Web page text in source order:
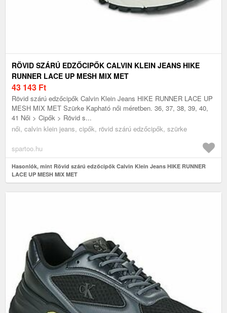
RÖVID SZÁRÚ EDZŐCIPŐK CALVIN KLEIN JEANS HIKE
RUNNER LACE UP MESH MIX MET
43 143 Ft
Rövid szárú edzőcipők Calvin Klein Jeans HIKE RUNNER LACE UP
MESH MIX MET Szürke Kapható női méretben. 36, 37, 38, 39, 40,
41 Női > Cipők > Rövid s...
női, calvin klein jeans, cipők, rövid szárú edzőcipők, szürke
spartoo.hu
Hasonlók, mint Rövid szárú edzőcipők Calvin Klein Jeans HIKE RUNNER
LACE UP MESH MIX MET